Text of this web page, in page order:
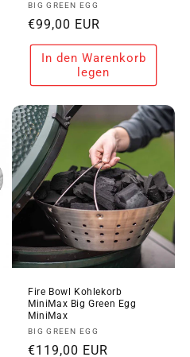
Anbieter:
BIG GREEN EGG
Normaler
Preis
€99,00 EUR
In den Warenkorb
legen
Fire Bowl Kohlekorb
MiniMax Big Green Egg
MiniMax
Anbieter:
BIG GREEN EGG
Normaler
€119,00 EUR